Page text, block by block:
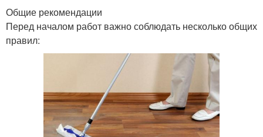
Общие рекомендации
Перед началом работ важно соблюдать несколько общих
правил: